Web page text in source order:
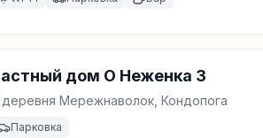
дом О Неженка 3
деревня Мережнаволок, Кондопога
Парковка